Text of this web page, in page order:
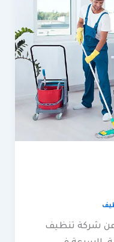
شركة تنظيف